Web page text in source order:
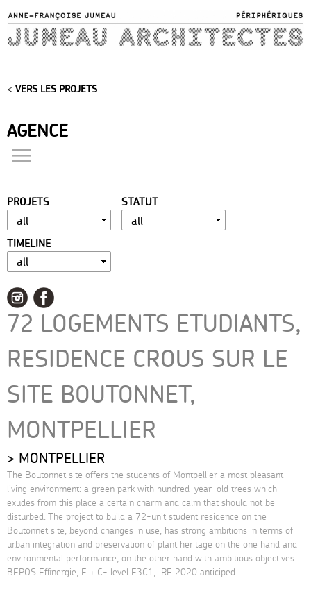
main
content
< VERS LES PROJETS
AGENCE
présentation
distinctions
publications
portfolio
contact
PROJETS STATUT
TIMELINE
72 LOGEMENTS ETUDIANTS,
RESIDENCE CROUS SUR LE
SITE BOUTONNET,
MONTPELLIER
MONTPELLIER
The Boutonnet site offers the students of Montpellier a most pleasant
living environment: a green park with hundred-year-old trees which
exudes from this place a certain charm and calm that should not be
disturbed. The project to build a 72-unit student residence on the
Boutonnet site, beyond changes in use, has strong ambitions in terms of
urban integration and preservation of plant heritage on the one hand and
environmental performance, on the other hand with ambitious objectives:
BEPOS Effinergie, E + C- level E3C1, RE 2020 anticiped.